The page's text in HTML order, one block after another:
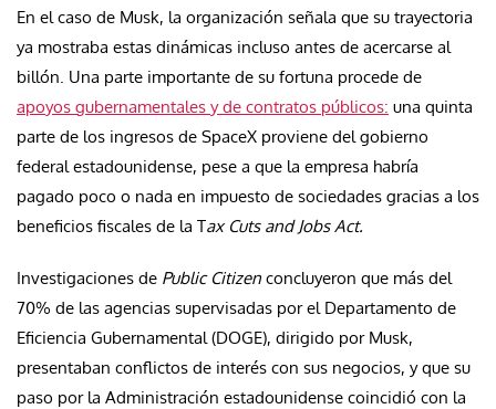
En el caso de Musk, la organización señala que su trayectoria
ya mostraba estas dinámicas incluso antes de acercarse al
billón. Una parte importante de su fortuna procede de
apoyos gubernamentales y de contratos públicos: una quinta
parte de los ingresos de SpaceX proviene del gobierno
federal estadounidense, pese a que la empresa habría
pagado poco o nada en impuesto de sociedades gracias a los
beneficios fiscales de la Tax Cuts and Jobs Act.
Investigaciones de Public Citizen concluyeron que más del
70% de las agencias supervisadas por el Departamento de
Eficiencia Gubernamental (DOGE), dirigido por Musk,
presentaban conflictos de interés con sus negocios, y que su
paso por la Administración estadounidense coincidió con la